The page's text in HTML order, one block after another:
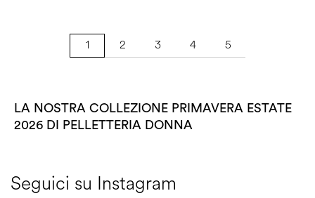
1 2 3 4 5
LA NOSTRA COLLEZIONE PRIMAVERA ESTATE
2026 DI PELLETTERIA DONNA
Seguici su Instagram